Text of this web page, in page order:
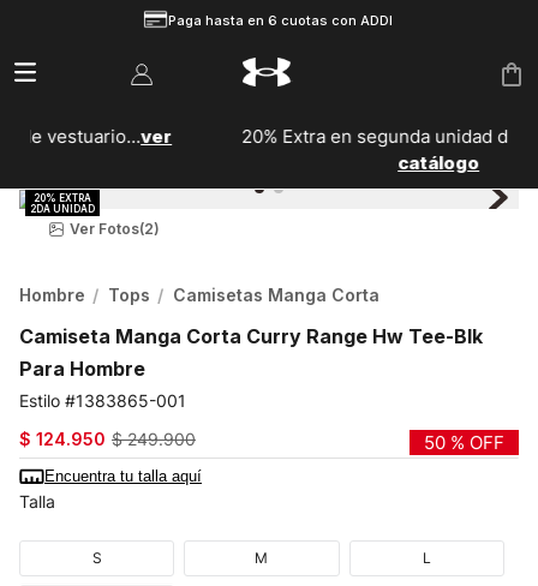
Paga hasta en 6 cuotas con ADDI
20% Extra en segunda unidad de calzado... Ver
Ver Fotos(2)
Hombre Tops Camisetas Manga Corta
Camiseta Manga Corta Curry Range Hw Tee-Blk
Para Hombre
1383865-001
$ 124.950 $ 249.900 50 % OFF
Encuentra tu talla aquí
Talla
S M L